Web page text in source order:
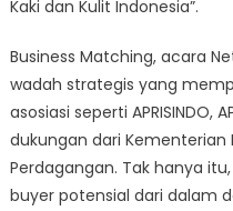
Kaki dan Kulit Indonesia”.
Business Matching, acara
wadah strategis yang
asosiasi seperti APRISINDO,
dukungan dari
Perdagangan. Tak hanya
buyer potensial dari dalam